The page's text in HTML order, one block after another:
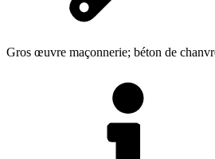
Gros œuvre maçonnerie; béton de